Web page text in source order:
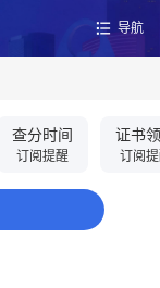
导航
查分时间
订阅提醒
证书
订阅